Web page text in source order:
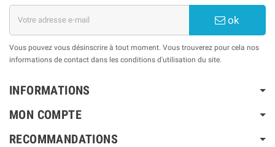
ok
Vous pouvez vous désinscrire à tout moment. Vous trouverez pour cela nos
informations de contact dans les conditions d'utilisation du site.
INFORMATIONS
MON COMPTE
RECOMMANDATIONS